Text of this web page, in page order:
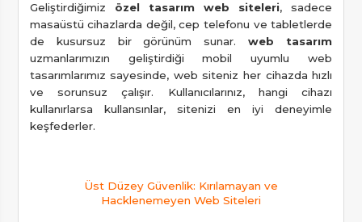
Geliştirdiğimiz özel tasarım web siteleri, sadece
masaüstü cihazlarda değil, cep telefonu ve tabletlerde
de kusursuz bir görünüm sunar.web tasarım
uzmanlarımızın geliştirdiği mobil uyumlu web
tasarımlarımız sayesinde, web siteniz her cihazda hızlı
ve sorunsuz çalışır. Kullanıcılarınız, hangi cihazı
kullanırlarsa kullansınlar, sitenizi en iyi deneyimle
keşfederler.
Üst Düzey Güvenlik: Kırılamayan ve
Hacklenemeyen Web Siteleri